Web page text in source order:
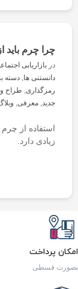
چرا چرم باید
دربازاریابی
دانستنی ها,دسته
رمزگذاری, طراح
جدید,معرفی,
استفاده از
زیادی دارد.
امکان پرداخت
بصورت قسطی